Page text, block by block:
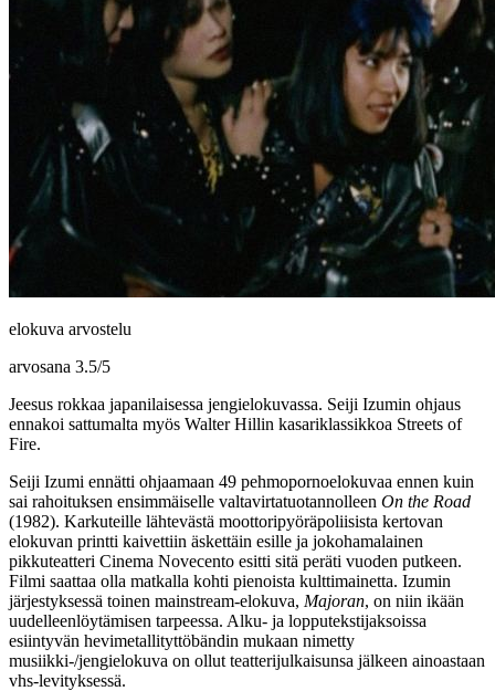
elokuva arvostelu
arvosana 3.5/5
Jeesus rokkaa japanilaisessa jengielokuvassa. Seiji Izumin ohjaus
ennakoi sattumalta myös Walter Hillin kasariklassikkoa Streets of
Fire.
Seiji Izumi ennätti ohjaamaan 49 pehmopornoelokuvaa ennen kuin
sai rahoituksen ensimmäiselle valtavirtatuotannolleen On the Road
(1982). Karkuteille lähtevästä moottoripyöräpoliisista kertovan
elokuvan printti kaivettiin äskettäin esille ja jokohamalainen
pikkuteatteri Cinema Novecento esitti sitä peräti vuoden putkeen.
Filmi saattaa olla matkalla kohti pienoista kulttimainetta. Izumin
järjestyksessä toinen mainstream-elokuva, Majoran, on niin ikään
uudelleenlöytämisen tarpeessa. Alku‑ ja lopputekstijaksoissa
esiintyvän hevimetallityttöbändin mukaan nimetty
musiikki-/jengielokuva on ollut teatterijulkaisunsa jälkeen ainoastaan
vhs‑levityksessä.